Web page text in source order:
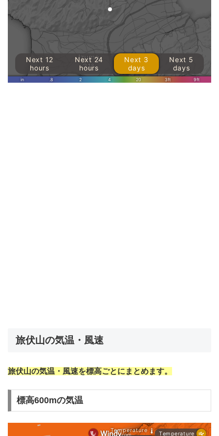
旅伏山の気温・風速
旅伏山の気温・風速を標高ごとにまとめます。
標高600mの気温